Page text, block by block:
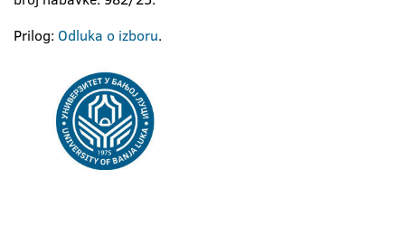
Prilog: Odluka o izboru.